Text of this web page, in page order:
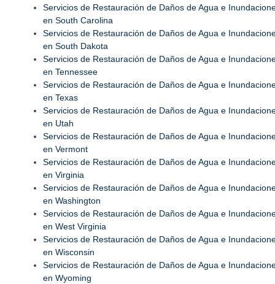
Servicios de Restauración de Daños de Agua e
en South Carolina
Servicios de Restauración de Daños de Agua e
en South Dakota
Servicios de Restauración de Daños de Agua e
en Tennessee
Servicios de Restauración de Daños de Agua e
en Texas
Servicios de Restauración de Daños de Agua e
en Utah
Servicios de Restauración de Daños de Agua e
en Vermont
Servicios de Restauración de Daños de Agua e
en Virginia
Servicios de Restauración de Daños de Agua e
en Washington
Servicios de Restauración de Daños de Agua e
en West Virginia
Servicios de Restauración de Daños de Agua e
en Wisconsin
Servicios de Restauración de Daños de Agua e
en Wyoming